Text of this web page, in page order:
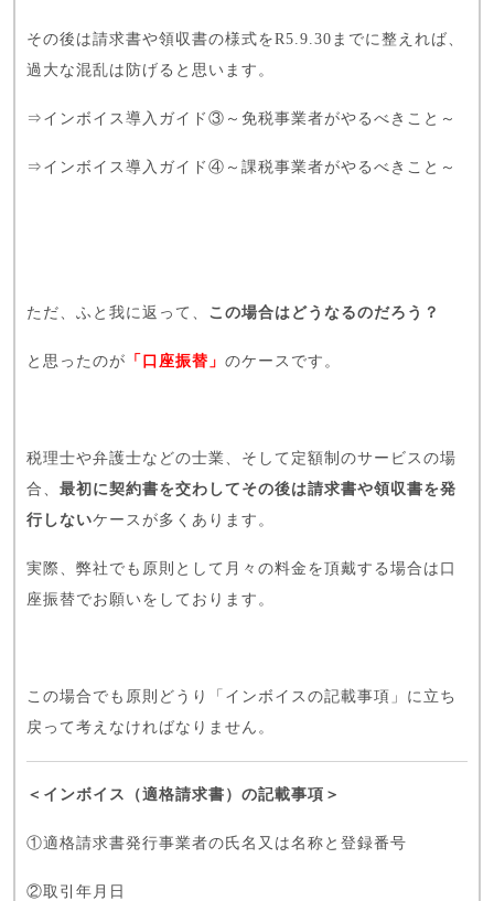
その後は請求書や領収書の様式をR5.9.30までに整えれば、
過大な混乱は防げると思います。
⇒ インボイス導入ガイド③～免税事業者がやるべきこと～
⇒ インボイス導入ガイド④～課税事業者がやるべきこと～
ただ、ふと我に返って、 この場合はどうなるのだろう？
と思ったのが 「口座振替」 のケースです。
税理士や弁護士などの士業、そして定額制のサービスの場
合、 最初に契約書を交わしてその後は請求書や領収書を発
行しないケースが多くあります。
実際、弊社でも原則として月々の料金を頂戴する場合は口
座振替でお願いをしております。
この場合でも原則どうり「インボイスの記載事項」に立ち
戻って考えなければなりません。
＜インボイス（適格請求書）の記載事項＞
①適格請求書発行事業者の氏名又は名称と登録番号
②取引年月日